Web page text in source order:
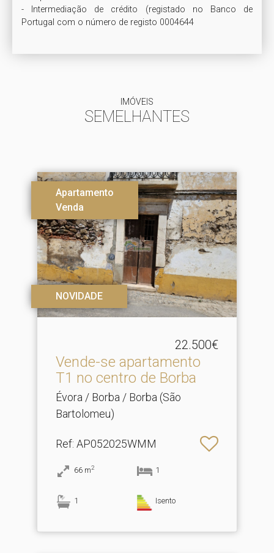
- Intermediação de crédito (registado no Banco de
Portugal com o número de registo 0004644
IMÓVEIS
SEMELHANTES
Apartamento
Venda
NOVIDADE
22.500€
Vende-se apartamento
T1 no centro de Borba
Évora / Borba / Borba (São
Bartolomeu)
Ref: AP052025WMM
66 m2 1
1 Isento